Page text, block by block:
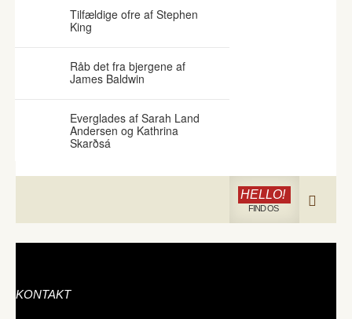
Tilfældige ofre af Stephen
King
Råb det fra bjergene af
James Baldwin
Everglades af Sarah Land
Andersen og Kathrina
Skarðsá
HELLO!
FIND OS
KONTAKT